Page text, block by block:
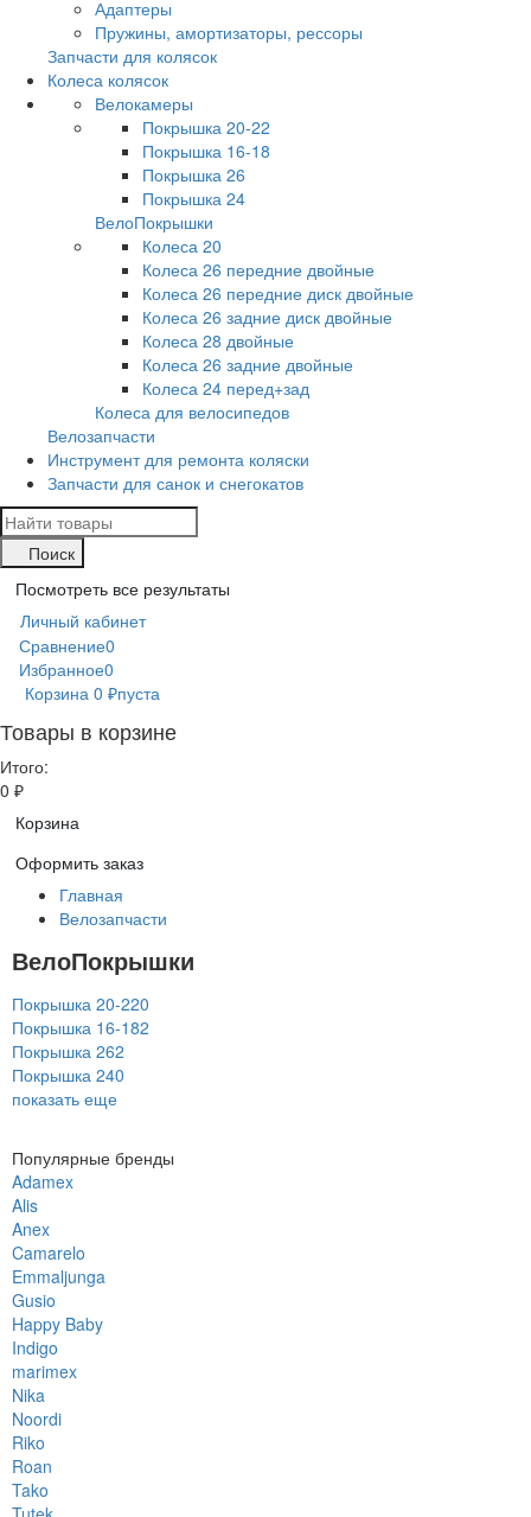
Адаптеры
Пружины, амортизаторы, рессоры
Запчасти для колясок
Колеса колясок
Велокамеры
Покрышка 20-22
Покрышка 16-18
Покрышка 26
Покрышка 24
ВелоПокрышки
Колеса 20
Колеса 26 передние двойные
Колеса 26 передние диск двойные
Колеса 26 задние диск двойные
Колеса 28 двойные
Колеса 26 задние двойные
Колеса 24 перед+зад
Колеса для велосипедов
Велозапчасти
Инструмент для ремонта коляски
Запчасти для санок и снегокатов
Поиск
Посмотреть все результаты
Личный кабинет
Сравнение0
Избранное0
Корзина 0 ₽пуста
Товары в корзине
Итого:
0 ₽
Корзина
Оформить заказ
Главная
Велозапчасти
ВелоПокрышки
Покрышка 20-220
Покрышка 16-182
Покрышка 262
Покрышка 240
показать еще
Популярные бренды
Adamex
Alis
Anex
Camarelo
Emmaljunga
Gusio
Happy Baby
Indigo
marimex
Nika
Noordi
Riko
Roan
Tako